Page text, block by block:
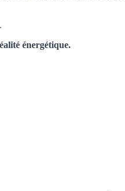
énergétique.